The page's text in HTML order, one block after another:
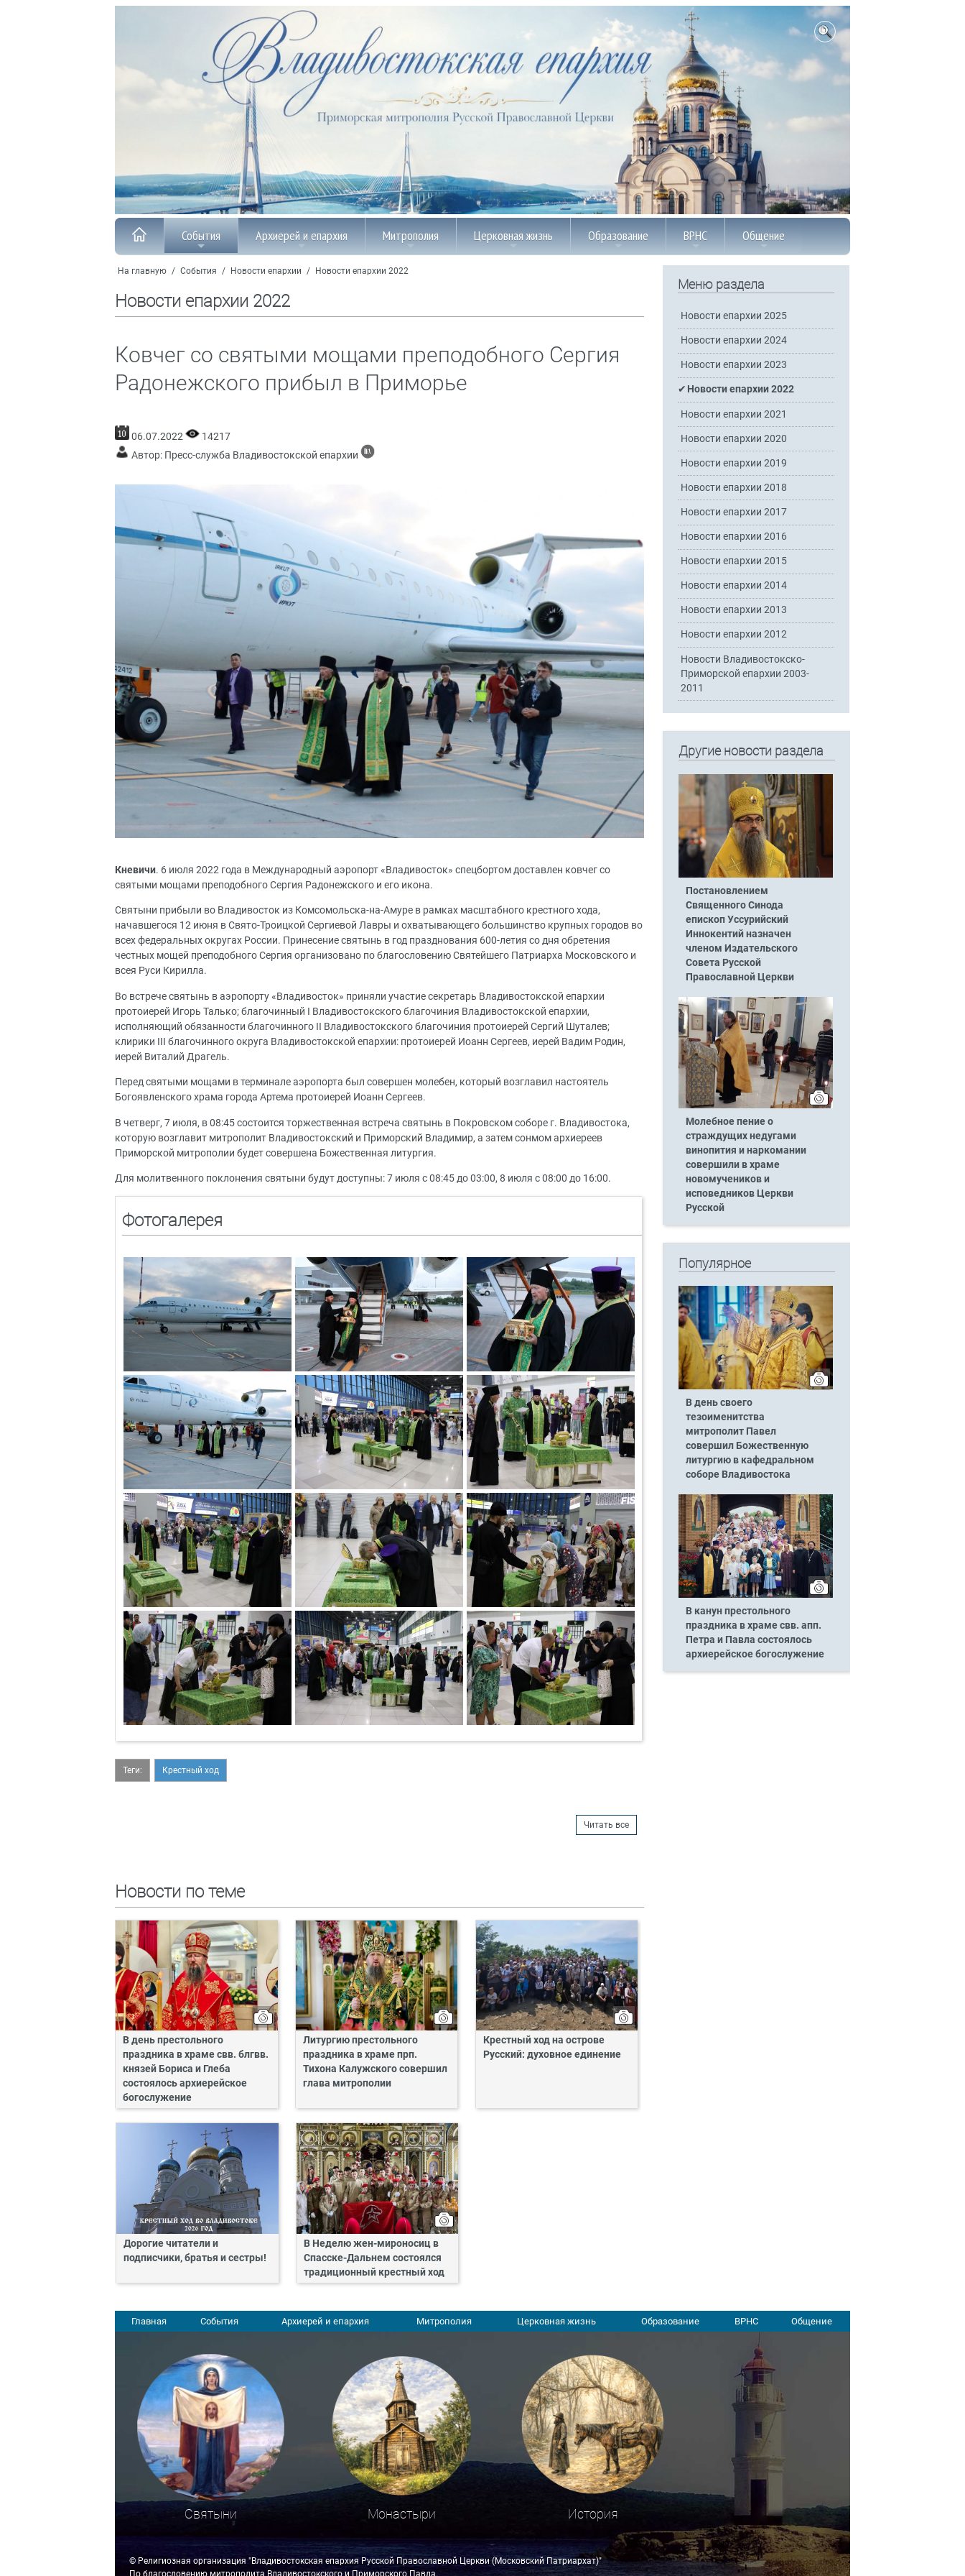
События Архиерей и епархия Митрополия Церковная жизнь Образование ВРНС Общение
На главную / События / Новости епархии / Новости епархии 2022
Новости епархии 2022
Ковчег со святыми мощами преподобного Сергия
Радонежского прибыл в Приморье
06.07.2022
14217
Автор: Пресс-служба Владивостокской епархии
Кневичи. 6 июля 2022 года в Международный аэропорт «Владивосток» спецбортом доставлен ковчег со
святыми мощами преподобного Сергия Радонежского и его икона.
Святыни прибыли во Владивосток из Комсомольска-на-Амуре в рамках масштабного крестного хода,
начавшегося 12 июня в Свято-Троицкой Сергиевой Лавры и охватывающего большинство крупных городов во
всех федеральных округах России. Принесение святынь в год празднования 600-летия со дня обретения
честных мощей преподобного Сергия организовано по благословению Святейшего Патриарха Московского и
всея Руси Кирилла.
Во встрече святынь в аэропорту «Владивосток» приняли участие секретарь Владивостокской епархии
протоиерей Игорь Талько; благочинный I Владивостокского благочиния Владивостокской епархии,
исполняющий обязанности благочинного II Владивостокского благочиния протоиерей Сергий Шуталев;
клирики III благочинного округа Владивостокской епархии: протоиерей Иоанн Сергеев, иерей Вадим Родин,
иерей Виталий Драгель.
Перед святыми мощами в терминале аэропорта был совершен молебен, который возглавил настоятель
Богоявленского храма города Артема протоиерей Иоанн Сергеев.
В четверг, 7 июля, в 08:45 состоится торжественная встреча святынь в Покровском соборе г. Владивостока,
которую возглавит митрополит Владивостокский и Приморский Владимир, а затем сонмом архиереев
Приморской митрополии будет совершена Божественная литургия.
Для молитвенного поклонения святыни будут доступны: 7 июля с 08:45 до 03:00, 8 июля с 08:00 до 16:00.
Фотогалерея
Теги: Крестный ход
Читать все
Новости по теме
В день престольного
праздника в храме свв. блгвв.
князей Бориса и Глеба
состоялось архиерейское
богослужение
Литургию престольного
праздника в храме прп.
Тихона Калужского совершил
глава митрополии
Крестный ход на острове
Русский: духовное единение
Дорогие читатели и
подписчики, братья и сестры!
В Неделю жен-мироносиц в
Спасске-Дальнем состоялся
традиционный крестный ход
Меню раздела
Новости епархии 2025
Новости епархии 2024
Новости епархии 2023
Новости епархии 2022
Новости епархии 2021
Новости епархии 2020
Новости епархии 2019
Новости епархии 2018
Новости епархии 2017
Новости епархии 2016
Новости епархии 2015
Новости епархии 2014
Новости епархии 2013
Новости епархии 2012
Новости Владивостокско-
Приморской епархии 2003-
2011
Другие новости раздела
Постановлением
Священного Синода
епископ Уссурийский
Иннокентий назначен
членом Издательского
Совета Русской
Православной Церкви
Молебное пение о
страждущих недугами
винопития и наркомании
совершили в храме
новомучеников и
исповедников Церкви
Русской
Популярное
В день своего
тезоименитства
митрополит Павел
совершил Божественную
литургию в кафедральном
соборе Владивостока
В канун престольного
праздника в храме свв. апп.
Петра и Павла состоялось
архиерейское богослужение
Главная События Архиерей и епархия Митрополия Церковная жизнь Образование ВРНС Общение
Святыни Монастыри История
© Религиозная организация "Владивостокская епархия Русской Православной Церкви (Московский Патриархат)"
По благословению митрополита Владивостокского и Приморского Павла.